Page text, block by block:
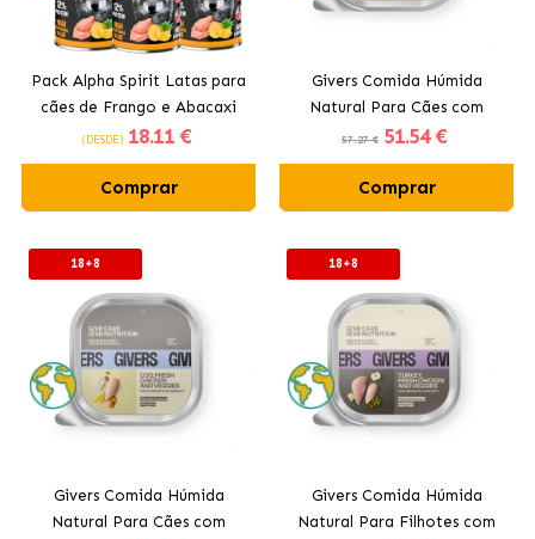
Pack Alpha Spirit Latas para
cães de Frango e Abacaxi
(DESDE) 18.11 €
Comprar
Givers Comida Húmida
Natural Para Cães com
Frango e Vegetais
57.27 € 51.54 €
Comprar
18+8
Givers Comida Húmida
Natural Para Cães com
18+8
Givers Comida Húmida
Natural Para Filhotes com